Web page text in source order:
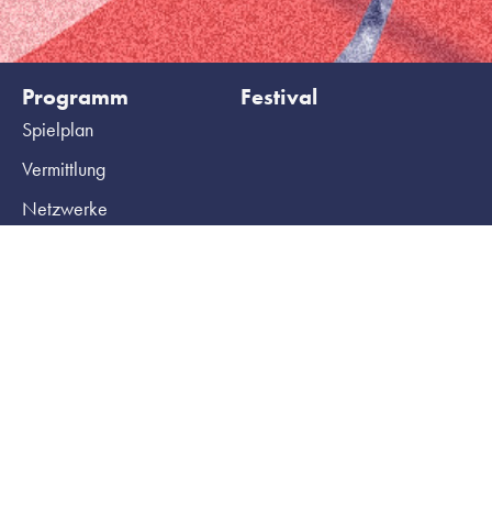
Programm
Spielplan
Vermittlung
Netzwerke
Festival